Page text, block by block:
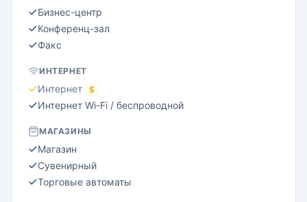
Бизнес-центр
Конференц-зал
Факс
ИНТЕРНЕТ
Интернет $
Интернет Wi-Fi / беспроводной
МАГАЗИНЫ
Магазин
Сувенирный
Торговые автоматы